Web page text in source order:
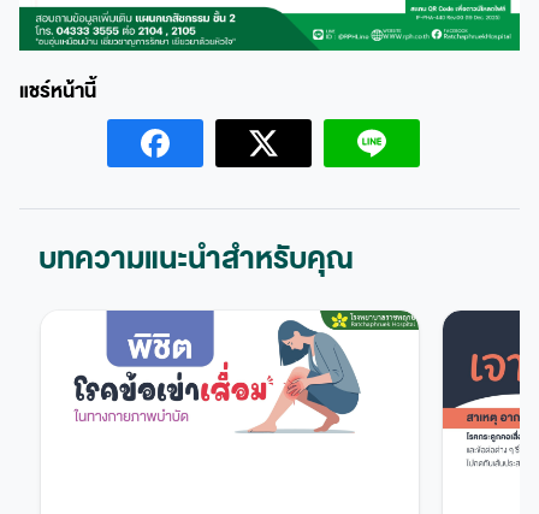
บทความแนะนำสำหรับคุณ